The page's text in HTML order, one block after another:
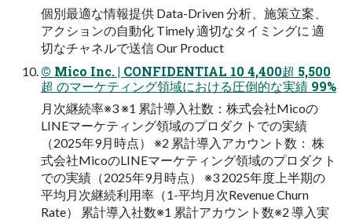
個別最適な情報提供 Data-Driven 分析、施策⽴案、
アクションの⾃動化 Timely 適切なタイミングに 適
切なチャネルで送信 Our Product
© Mico Inc. | CONFIDENTIAL 10 4,400超 5,500
超 のマーケティング領域における圧倒的な実績 99%
⽉次継続率※3 ※1 累計導⼊社数：株式会社Micoの
LINEマーケティング領域のプロダクトでの実績
（2025年9⽉時点） ※2 累計導⼊アカウント数： 株
式会社MicoのLINEマーケティング領域のプロダクト
での実績（2025年9⽉時点） ※3 2025年度上半期の
平均⽉次継続利⽤率（1-平均⽉次Revenue Churn
Rate） 累計導⼊社数※1 累計アカウント数※2 導⼊実